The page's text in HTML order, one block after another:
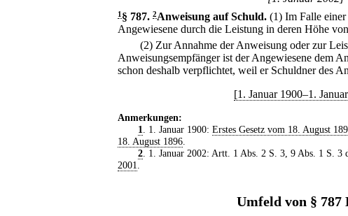
1 § 787. 2Anweisung auf Schuld. (1) Im Falle
Angewiesene durch die Leistung in deren Höhe
(2) Zur Annahme der Anweisung oder zur
Anweisungsempfänger ist der Angewiesene dem
schon deshalb verpflichtet, weil er Schuldner des
[1. Januar 1900–1.
Anmerkungen:
1. 1. Januar 1900: Erstes Gesetz vom 18. August
18. August 1896.
2. 1. Januar 2002: Artt. 1 Abs. 2 S. 3, 9 Abs. 1 S. 3
2001.
Umfeld von § 787